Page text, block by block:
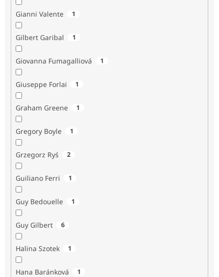
Gianni Valente 1
Gilbert Garibal 1
Giovanna Fumagalliová 1
Giuseppe Forlai 1
Graham Greene 1
Gregory Boyle 1
Grzegorz Ryś 2
Guiliano Ferri 1
Guy Bedouelle 1
Guy Gilbert 6
Halina Szotek 1
Hana Baránková 1